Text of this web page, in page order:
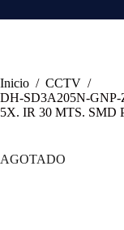
Inicio / CCTV /
DH-SD3A205N-GNP-
5X. IR 30 MTS. SMD
AGOTADO